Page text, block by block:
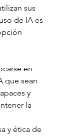
sus
de IA es
en
que sean
y
la
y ética de